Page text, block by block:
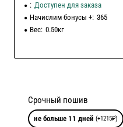
: Доступен для заказа
Начислим бонусы +: 365
Вес: 0.50кг
Срочный пошив
не больше 11 дней (+1215₽)